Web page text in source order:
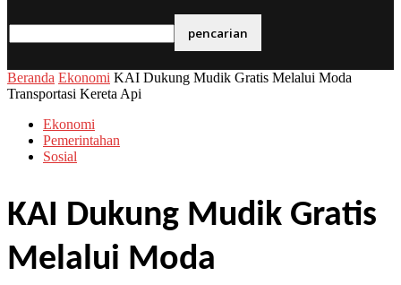
Beranda Ekonomi KAI Dukung Mudik Gratis Melalui Moda
Transportasi Kereta Api
Ekonomi
Pemerintahan
Sosial
KAI Dukung Mudik Gratis
Melalui Moda